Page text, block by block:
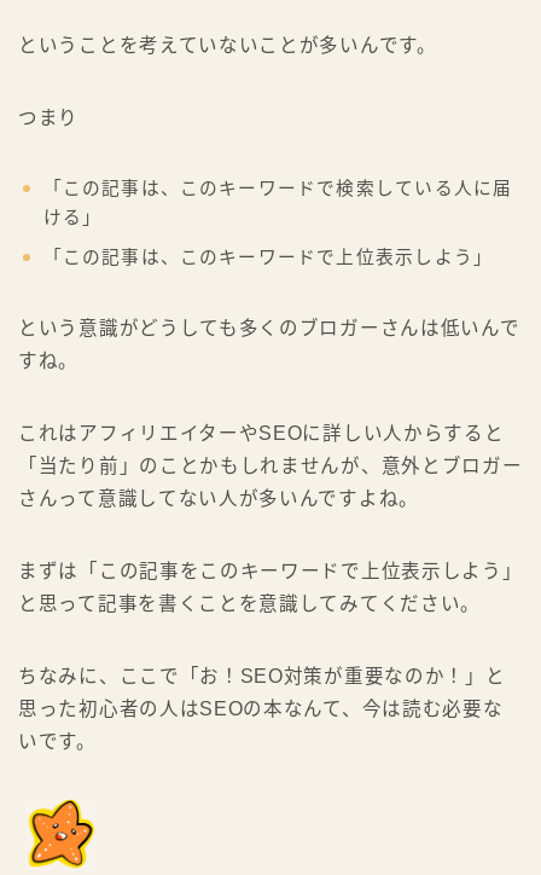
ということを考えていないことが多いんです。
つまり
「この記事は、このキーワードで検索している人に届
ける」
「この記事は、このキーワードで上位表示しよう」
という意識がどうしても多くのブロガーさんは低いんで
すね。
これはアフィリエイターやSEOに詳しい人からすると
「当たり前」のことかもしれませんが、意外とブロガー
さんって意識してない人が多いんですよね。
まずは「この記事をこのキーワードで上位表示しよう」
と思って記事を書くことを意識してみてください。
ちなみに、ここで「お！SEO対策が重要なのか！」と
思った初心者の人はSEOの本なんて、今は読む必要な
いです。